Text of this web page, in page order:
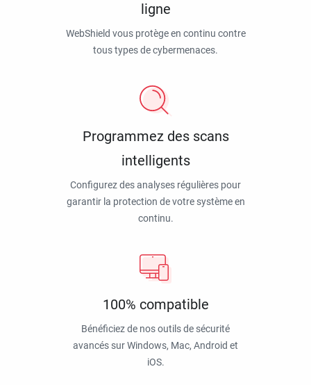
ligne
WebShield vous protège en continu contre
tous types de cybermenaces.
Programmez des scans
intelligents
Configurez des analyses régulières pour
garantir la protection de votre système en
continu.
100% compatible
Bénéficiez de nos outils de sécurité
avancés sur Windows, Mac, Android et
iOS.